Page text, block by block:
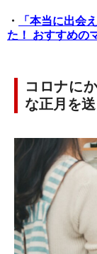
・
「本当に出会
た！ おすすめの
コロナに
な正月を